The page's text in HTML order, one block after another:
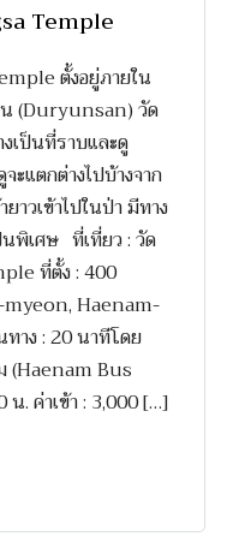
Temple
ตั้งอยู่ภายใน
(Duryunsan) วัด
เป็นที่ราบและดู
ะแตกต่างไปบ้างจาก
าวเข้าไปในป่า มีทาง
นพิเศษ ที่เที่ยว : วัด
ที่ตั้ง : 400
Haenam-
าง : 20 นาทีโดย
(Haenam Bus
. ค่าเข้า : 3,000 […]